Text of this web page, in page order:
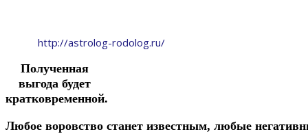
http://astrolog-rodolog.ru/
Полученная
выгода будет
кратковременной.
Любое воровство станет известным, любые